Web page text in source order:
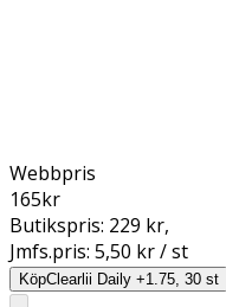
Webbpris
165kr
Butikspris: 229 kr,
Jmfs.pris: 5,50 kr / st
KöpClearlii Daily +1.75, 30 st